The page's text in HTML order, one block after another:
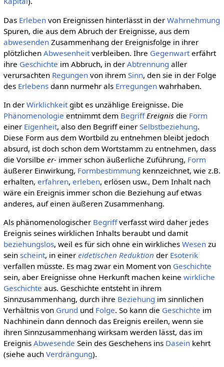
Das Erlebenvon Ereignissen hinterlässt in der Wahrnehmung
Spuren, die aus dem Abruch der Ereignisse, aus dem
abwesendenZusammenhang der Ereignisfolge in ihrer
plötzlichen Abwesenheitverbleiben. Ihre Gegenwarterfährt
ihre Geschichte im Abbruch, in der Abtrennung aller
verursachten Regungenvon ihrem Sinn, den sie in der Folge
des Erlebensdann nurmehr als Erregungenwahrhaben.
In der Wirklichkeitgibt es unzählige Ereignisse. Die
Phänomenologie entnimmt dem Begriff Ereignis die Form
einer Eigenheit, also den Begriff einer Selbstbeziehung.
Diese Form aus dem Wortbild zu entnehmen bleibt jedoch
absurd, ist doch schon dem Wortstamm zu entnehmen, dass
die Vorsilbe er-immer schon äußerliche Zuführung, Form
äußerer Einwirkung, Formbestimmung kennzeichnet, wie z.B.
erhalten, erfahren, erleben, erlösen usw., Dem Inhalt nach
wäre ein Ereignis immer schon die Beziehung auf etwas
anderes, auf einen äußeren Zusammenhang.
Als phänomenologischer Begriffverfasst wird daher jedes
Ereignis seines wirklichen Inhalts beraubt und damit
beziehungslos, weil es für sich ohne ein wirkliches Wesenzu
sein scheint, in einer eidetischen Reduktion der Esoterik
verfallen müsste. Es mag zwar ein Moment von Geschichte
sein, aber Ereignisse ohne Herkunft machen keine wirkliche
Geschichte aus. Geschichte entsteht in ihrem
Sinnzusammenhang, durch ihre Beziehung im sinnlichen
Verhältnis von Grund und Folge. So kann die Geschichte im
Nachhinein dann dennoch das Ereignis ereilen, wenn sie
ihren Sinnzusammenhang wirksam werden lässt, das im
Ereignis Abwesende Sein des Geschehens ins Daseinkehrt
(siehe auch Verdrängung).